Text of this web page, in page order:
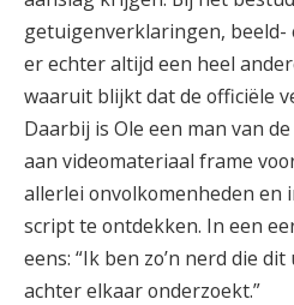
getuigenverklaringen, beeld-
er echter altijd een heel
waaruit blijkt dat de officiële
Daarbij is Ole een man van
aan videomateriaal frame
allerlei onvolkomenheden en
script te ontdekken. In een
eens: “Ik ben zo’n nerd die
achter elkaar onderzoekt.”